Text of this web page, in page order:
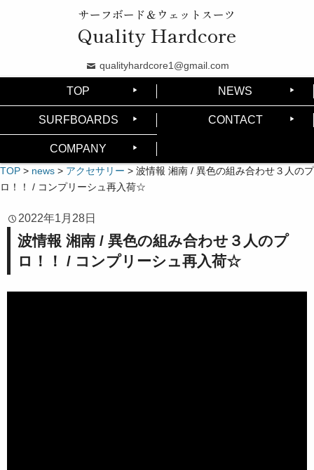
サーフボード＆ウェットスーツ
Quality Hardcore
qualityhardcore1@gmail.com
TOP NEWS
SURFBOARDS CONTACT
COMPANY
TOP > news > アクセサリー > 波情報 湘南 / 異色の組み合わせ３人のプ
ロ！！ / コンプリーシュ再入荷☆
2022年1月28日
波情報 湘南 / 異色の組み合わせ３人のプ
ロ！！ / コンプリーシュ再入荷☆